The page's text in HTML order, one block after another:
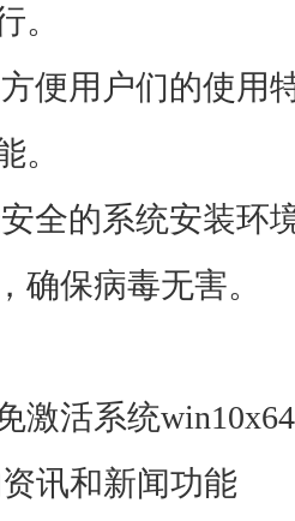
。
便用户们的使用
。
全的系统安装环
确保病毒无害。
激活系统
讯和新闻功能